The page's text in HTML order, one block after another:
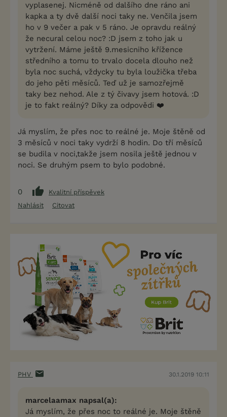
vyplasenej. Nicméně od dalšího dne ráno ani
kapka a ty dvě další noci taky ne. Venčila jsem
ho v 9 večer a pak v 5 ráno. Je opravdu reálný
že necural celou noc? :D jsem z toho jak u
vytržení. Máme ještě 9.mesicniho křížence
středního a tomu to trvalo docela dlouho než
byla noc suchá, vždycky tu byla loužička třeba
do jeho pěti měsíců. Teď už je samozřejmě
taky bez nehod. Ale z tý čivavy jsem hotová. :D
je to fakt reálný? Díky za odpovědi ❤️
Já myslím, že přes noc to reálné je. Moje štěně od
3 měsíců v noci taky vydrží 8 hodin. Do tří měsíců
se budila v noci,takže jsem nosila ještě jednou v
noci. Se druhým psem to bylo podobné.
0
Kvalitní příspěvek
Nahlásit
Citovat
PHV 30.1.2019 10:11
marcelaamax napsal(a):
Já myslím, že přes noc to reálné je. Moje štěně